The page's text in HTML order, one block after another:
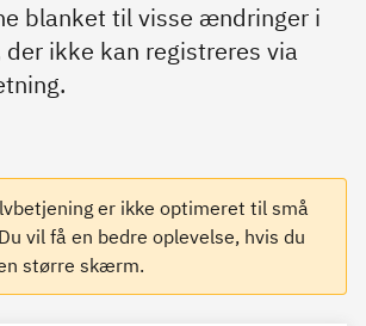
blanket til visse ændringer i
ikke kan registreres via
er ikke optimeret til små
vil få en bedre oplevelse, hvis du
større skærm.